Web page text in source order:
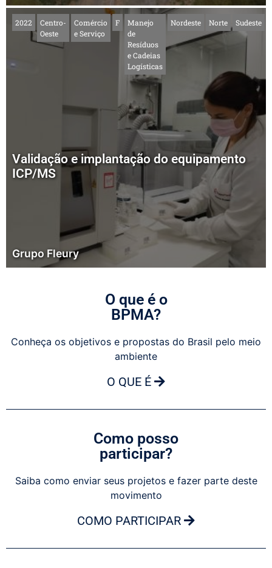
2022
Centro-
Oeste
Comércio
e Serviço
F
Manejo
de
Resíduos
e Cadeias
Logísticas
Nordeste Norte Sudeste
Validação e implantação do equipamento
ICP/MS
Grupo Fleury
O que é o
BPMA?
Conheça os objetivos e propostas do Brasil pelo meio
ambiente
O QUE É
Como posso
participar?
Saiba como enviar seus projetos e fazer parte deste
movimento
COMO PARTICIPAR